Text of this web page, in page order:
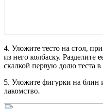
4. Уложите тесто на стол,
из него колбаску. Разделите
скалкой первую долю теста
5. Уложите фигурки на блин
лакомство.